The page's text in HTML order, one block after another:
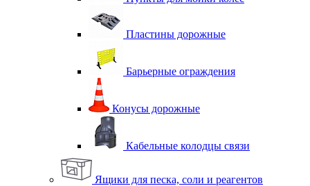
Пластины дорожные
Барьерные ограждения
Конусы дорожные
Кабельные колодцы связи
Ящики для песка, соли и реагентов